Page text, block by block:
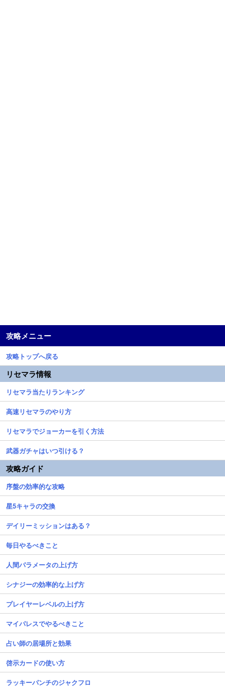
攻略メニュー
攻略トップへ戻る
リセマラ情報
リセマラ当たりランキング
高速リセマラのやり方
リセマラでジョーカーを引く方法
武器ガチャはいつ引ける？
攻略ガイド
序盤の効率的な攻略
星5キャラの交換
デイリーミッションはある？
毎日やるべきこと
人間パラメータの上げ方
シナジーの効率的な上げ方
プレイヤーレベルの上げ方
マイパレスでやるべきこと
占い師の居場所と効果
啓示カードの使い方
ラッキーパンチのジャクフロ